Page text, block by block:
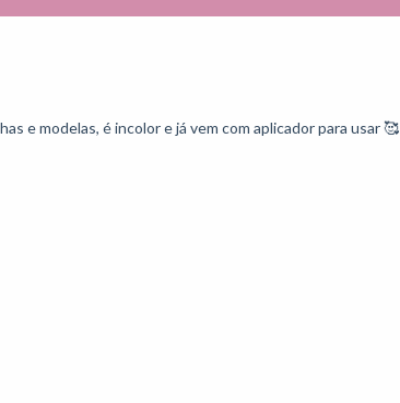
e modelas, é incolor e já vem com aplicador para usar 🥰